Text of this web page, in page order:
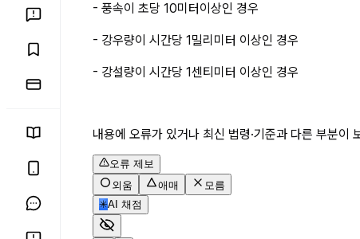
- 풍속이 초당 10미터이상인 경우
- 강우량이 시간당 1밀리미터 이상인 경우
- 강설량이 시간당 1센티미터 이상인 경우
내용에 오류가 있거나 최신 법령·기준과 다른 부분이
오류 제보
외움
애매
모름
✳AI 채점